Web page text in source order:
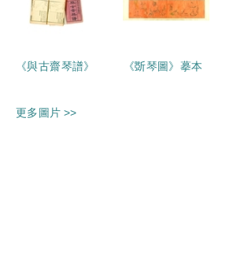
《與古齋琴譜》 《斲琴圖》摹本
更多圖片 >>